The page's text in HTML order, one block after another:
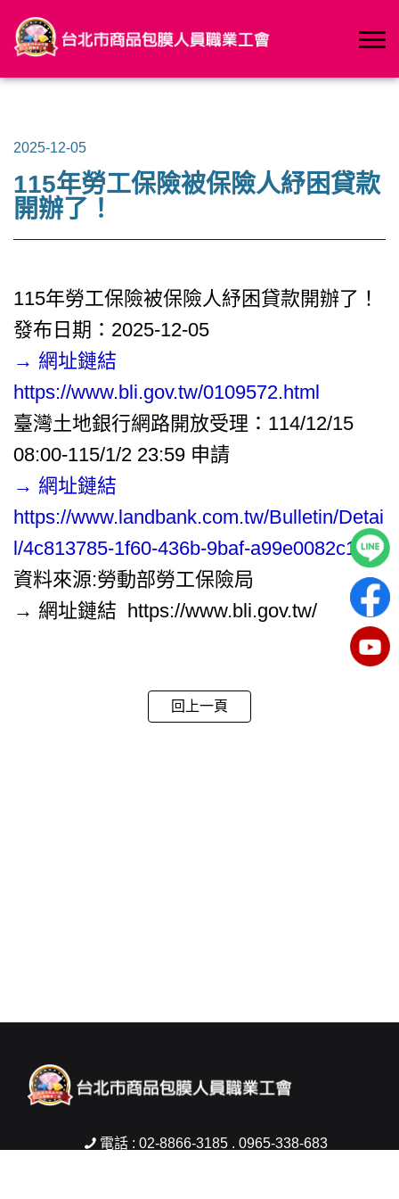
2025-12-05
115年勞工保險被保險人紓困貸款
開辦了！
115年勞工保險被保險人紓困貸款開辦了！
發布日期：2025-12-05
→ 網址鏈結
https://www.bli.gov.tw/0109572.html
臺灣土地銀行網路開放受理：114/12/15
08:00-115/1/2 23:59 申請
→ 網址鏈結
https://www.landbank.com.tw/Bulletin/Detai
l/4c813785-1f60-436b-9baf-a99e0082c1f9
資料來源:勞動部勞工保險局
→ 網址鏈結 https://www.bli.gov.tw/
回上一頁
電話 : 02-8866-3185 . 0965-338-683